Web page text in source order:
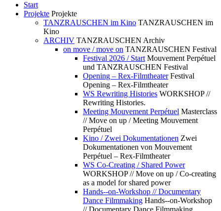
Start
Projekte Projekte
TANZRAUSCHEN im Kino TANZRAUSCHEN im
Kino
ARCHIV TANZRAUSCHEN Archiv
on move / move on TANZRAUSCHEN Festival
Festival 2026 / Start Mouvement Perpétuel
und TANZRAUSCHEN Festival
Opening – Rex-Filmtheater Festival
Opening – Rex-Filmtheater
WS Rewriting Histories WORKSHOP //
Rewriting Histories.
Meeting Mouvement Perpétuel Masterclass
// Move on up / Meeting Mouvement
Perpétuel
Kino / Zwei Dokumentationen Zwei
Dokumentationen von Mouvement
Perpétuel – Rex-Filmtheater
WS Co-Creating / Shared Power
WORKSHOP // Move on up / Co-creating
as a model for shared power
Hands--on-Workshop // Documentary
Dance Filmmaking Hands--on-Workshop
// Documentary Dance Filmmaking